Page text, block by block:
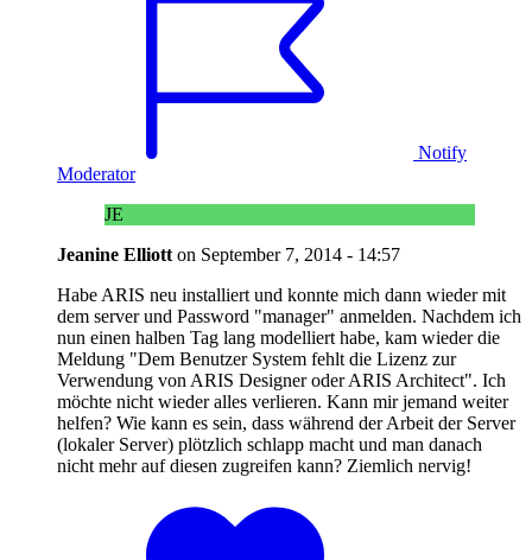
Notify
Moderator
JE
Jeanine Elliott on September 7, 2014 - 14:57
Habe ARIS neu installiert und konnte mich dann wieder mit
dem server und Password "manager" anmelden. Nachdem ich
nun einen halben Tag lang modelliert habe, kam wieder die
Meldung "Dem Benutzer System fehlt die Lizenz zur
Verwendung von ARIS Designer oder ARIS Architect". Ich
möchte nicht wieder alles verlieren. Kann mir jemand weiter
helfen? Wie kann es sein, dass während der Arbeit der Server
(lokaler Server) plötzlich schlapp macht und man danach
nicht mehr auf diesen zugreifen kann? Ziemlich nervig!